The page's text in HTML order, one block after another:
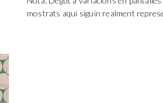
mostrats aquí siguin realment